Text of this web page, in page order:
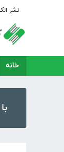
نشر
خانه
با